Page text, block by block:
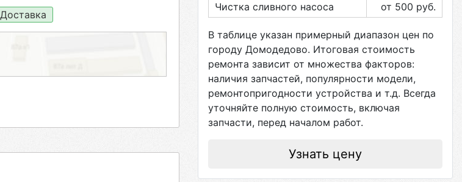
Доставка
Чистка сливного насоса
от 500 руб.
В таблице указан примерный диапазон цен по
городу Домодедово. Итоговая стоимость
ремонта зависит от множества факторов:
наличия запчастей, популярности модели,
ремонтопригодности устройства и т.д. Всегда
уточняйте полную стоимость, включая
запчасти, перед началом работ.
Узнать цену